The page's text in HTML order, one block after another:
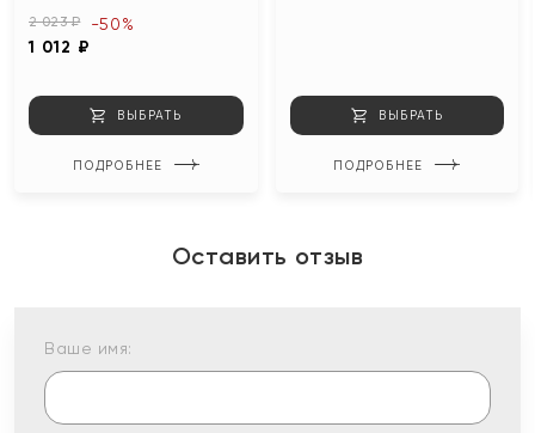
2 023 ₽
1 012 ₽
-50%
ВЫБРАТЬ
ПОДРОБНЕЕ
ВЫБРАТЬ
ПОДРОБНЕЕ
Оставить отзыв
Ваше имя: